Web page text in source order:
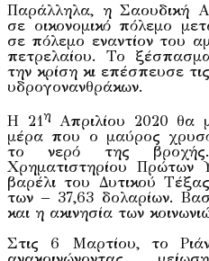
Παράλληλα, η Σαουδική
σε οικονομικό πόλεμο
σε πόλεμο εναντίον του
πετρελαίου. Το
την κρίση κι επέσπευσε
υδρογονανθράκων.
Η 21η Απριλίου 2020 θα
μέρα που ο μαύρος
το νερό της
Χρηματιστηρίου
βαρέλι του Δυτικού
των – 37,63 δολαρίων.
και η ακινησία των
Στις 6 Μαρτίου, το